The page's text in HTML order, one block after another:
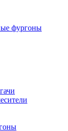
фургоны